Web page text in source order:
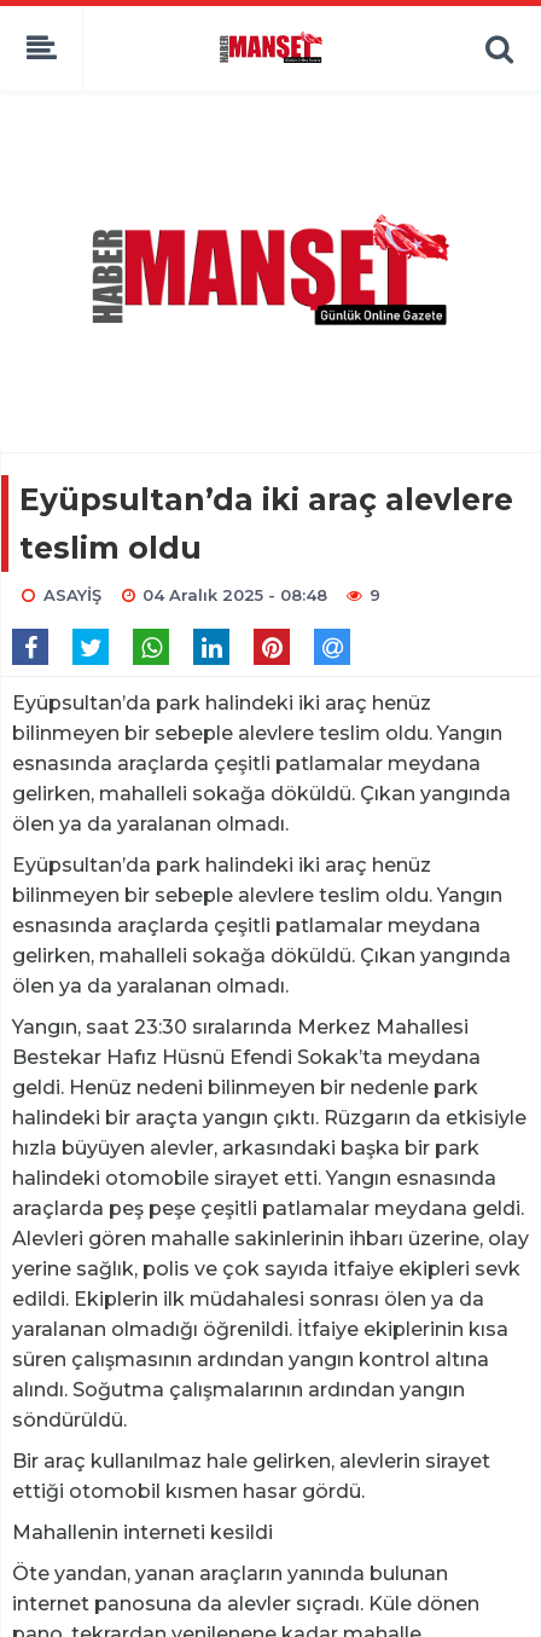
Eyüpsultan’da iki araç alevlere
teslim oldu
ASAYİŞ 04 Aralık 2025 - 08:48 9
Eyüpsultan’da park halindeki iki araç henüz
bilinmeyen bir sebeple alevlere teslim oldu. Yangın
esnasında araçlarda çeşitli patlamalar meydana
gelirken, mahalleli sokağa döküldü. Çıkan yangında
ölen ya da yaralanan olmadı.
Eyüpsultan’da park halindeki iki araç henüz
bilinmeyen bir sebeple alevlere teslim oldu. Yangın
esnasında araçlarda çeşitli patlamalar meydana
gelirken, mahalleli sokağa döküldü. Çıkan yangında
ölen ya da yaralanan olmadı.
Yangın, saat 23:30 sıralarında Merkez Mahallesi
Bestekar Hafız Hüsnü Efendi Sokak’ta meydana
geldi. Henüz nedeni bilinmeyen bir nedenle park
halindeki bir araçta yangın çıktı. Rüzgarın da etkisiyle
hızla büyüyen alevler, arkasındaki başka bir park
halindeki otomobile sirayet etti. Yangın esnasında
araçlarda peş peşe çeşitli patlamalar meydana geldi.
Alevleri gören mahalle sakinlerinin ihbarı üzerine, olay
yerine sağlık, polis ve çok sayıda itfaiye ekipleri sevk
edildi. Ekiplerin ilk müdahalesi sonrası ölen ya da
yaralanan olmadığı öğrenildi. İtfaiye ekiplerinin kısa
süren çalışmasının ardından yangın kontrol altına
alındı. Soğutma çalışmalarının ardından yangın
söndürüldü.
Bir araç kullanılmaz hale gelirken, alevlerin sirayet
ettiği otomobil kısmen hasar gördü.
Mahallenin interneti kesildi
Öte yandan, yanan araçların yanında bulunan
internet panosuna da alevler sıçradı. Küle dönen